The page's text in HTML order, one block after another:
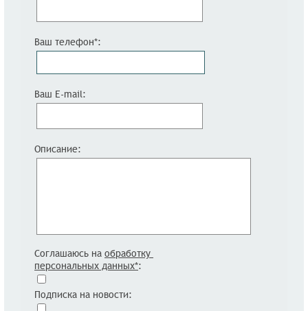
Ваш телефон*:
Ваш E-mail:
Описание:
Соглашаюсь на обработку
персональных данных*:
Подписка на новости: